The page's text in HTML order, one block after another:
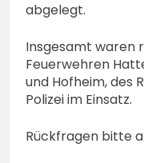
abgelegt.
Insgesamt waren
Feuerwehren
und Hofheim, des
Polizei im Einsatz.
Rückfragen bitte